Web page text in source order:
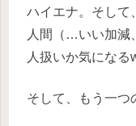
ハイエナ。そして
人間（…いい加減
人扱いか気になる
そして、もう一